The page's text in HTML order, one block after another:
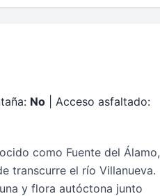
No | Acceso asfaltado:
como Fuente del Álamo,
transcurre el río Villanueva.
y flora autóctona junto